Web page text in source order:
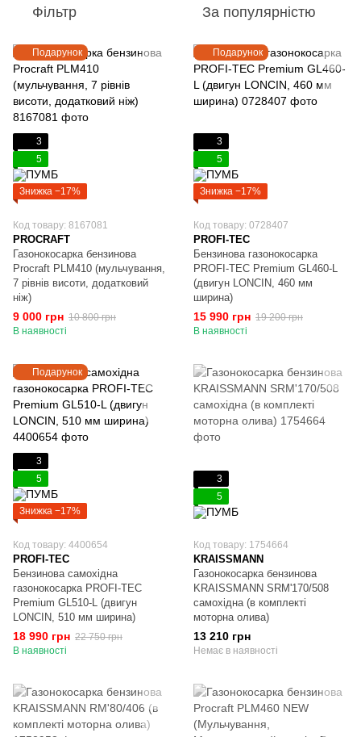
Фільтр За популярністю
Подарунок
3
5
Знижка −17%
Код товару: 8167081
PROCRAFT
Газонокосарка бензинова
Procraft PLM410 (мульчування,
7 рівнів висоти, додатковий
ніж)
9 000 грн 10 800 грн
В наявності
Подарунок
3
5
Знижка −17%
Код товару: 0728407
PROFI-TEC
Бензинова газонокосарка
PROFI-TEC Premium GL460-L
(двигун LONCIN, 460 мм
ширина)
15 990 грн 19 200 грн
В наявності
Подарунок
3
5
Знижка −17%
Код товару: 4400654
PROFI-TEC
Бензинова самохідна
газонокосарка PROFI-TEC
Premium GL510-L (двигун
LONCIN, 510 мм ширина)
18 990 грн 22 750 грн
В наявності
3
5
Код товару: 1754664
KRAISSMANN
Газонокосарка бензинова
KRAISSMANN SRM'170/508
самохідна (в комплекті
моторна олива)
13 210 грн
Немає в наявності